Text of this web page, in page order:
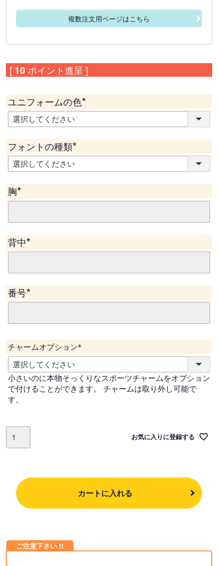
複数注文用ページはこちら
[ 10 ポイント進呈 ]
ユニフォームの色
(
フォントの種類
(
必
胸
(
須
)
背中
(
須
)
番号
(
須
チャームオプション
(
須
)
小さいのに本物そっくりなスポーツチャームをオプション
で付けることができます。 チャームは取り外し可能で
す。
お気に入りに登録する
カートに入れる